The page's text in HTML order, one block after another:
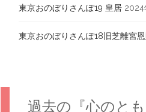
東京おのぼりさんぽ19 皇居 2024
東京おのぼりさんぽ18旧芝離宮
過去の『心のとも